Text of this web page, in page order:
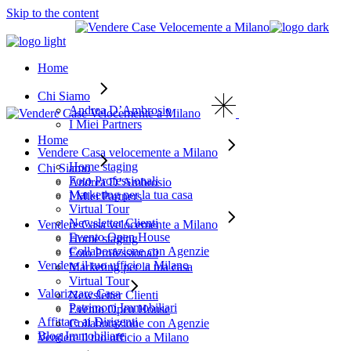
Skip to the content
Home
Chi Siamo
Andrea D’Ambrosio
I Miei Partners
Vendere Casa velocemente a Milano
Home staging
Foto Professionali
Marketing per la tua casa
Virtual Tour
Newsletter Clienti
Evento Open House
Collaborazione con Agenzie
Vendere il tuo ufficio a Milano
Valorizzare Casa
Patrimoni Immobiliari
Affittare ai Dirigenti
Blog Immobiliare
Home
Chi Siamo
Andrea D’Ambrosio
I Miei Partners
Vendere Casa velocemente a Milano
Home staging
Foto Professionali
Marketing per la tua casa
Virtual Tour
Newsletter Clienti
Evento Open House
Collaborazione con Agenzie
Vendere il tuo ufficio a Milano